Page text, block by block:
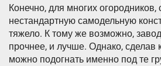
Конечно, для многих огородников,
нестандартную самодельную
тяжело. К тому же возможно,
прочнее, и лучше. Однако, сделав
можно подогнать именно под те